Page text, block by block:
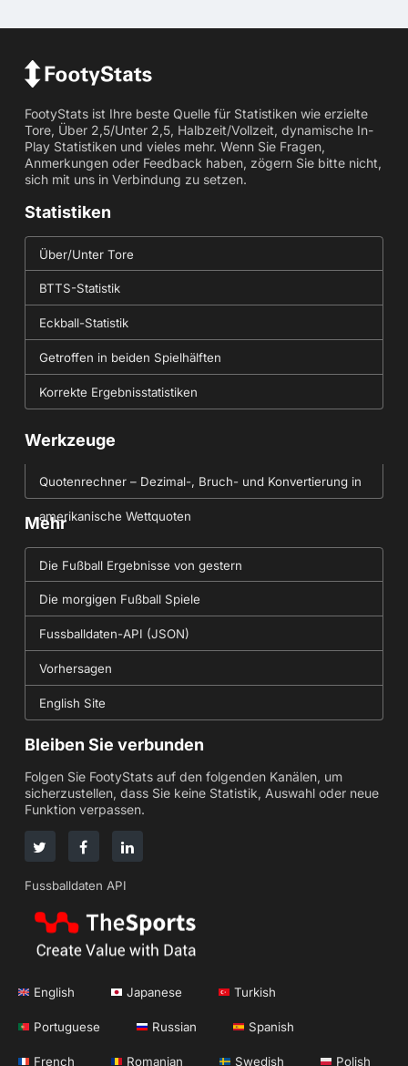
FootyStats ist Ihre beste Quelle für Statistiken wie erzielte
Tore, Über 2,5/Unter 2,5, Halbzeit/Vollzeit, dynamische In-
Play Statistiken und vieles mehr. Wenn Sie Fragen,
Anmerkungen oder Feedback haben, zögern Sie bitte nicht,
sich mit uns in Verbindung zu setzen.
Statistiken
Über/Unter Tore
BTTS-Statistik
Eckball-Statistik
Getroffen in beiden Spielhälften
Korrekte Ergebnisstatistiken
Werkzeuge
Quotenrechner – Dezimal-, Bruch- und Konvertierung in
amerikanische Wettquoten
Mehr
Die Fußball Ergebnisse von gestern
Die morgigen Fußball Spiele
Fussballdaten-API (JSON)
Vorhersagen
English Site
Bleiben Sie verbunden
Folgen Sie FootyStats auf den folgenden Kanälen, um
sicherzustellen, dass Sie keine Statistik, Auswahl oder neue
Funktion verpassen.
Fussballdaten API
English Japanese Turkish
Portuguese Russian Spanish
French Romanian Swedish Polish